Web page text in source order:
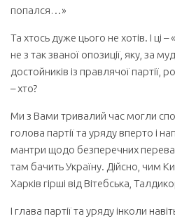
попался…»
Та хтось дуже цього не хотів. І ці –
не з так званої опозиції, яку, за
достойників із правлячої партії,
– хто?
Ми з Вами тривалий час могли
голова партії та уряду вперто і
мантри щодо безперечних
там бачить Україну. Дійсно, чим
Харків гірші від Вітебська,
І глава партії та уряду інколи